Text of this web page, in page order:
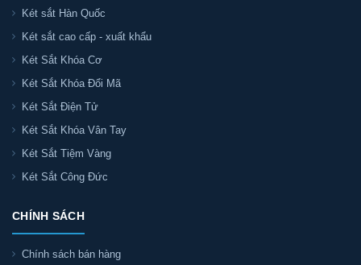
Két sắt Hàn Quốc
Két sắt cao cấp - xuất khẩu
Két Sắt Khóa Cơ
Két Sắt Khóa Đổi Mã
Két Sắt Điện Tử
Két Sắt Khóa Vân Tay
Két Sắt Tiệm Vàng
Két Sắt Công Đức
CHÍNH SÁCH
Chính sách bán hàng